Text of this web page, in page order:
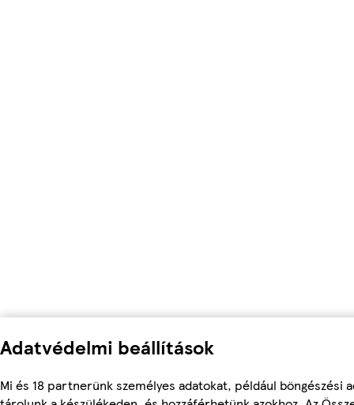
Adatvédelmi beállítások
Mi és 18 partnerünk személyes adatokat, például böngészési